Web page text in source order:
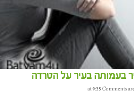
בעמותה בעיר על הטרדה
Comments